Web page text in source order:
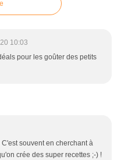
10:03
pour les goûter des petits
souvent en cherchant à
crée des super recettes ;-) !